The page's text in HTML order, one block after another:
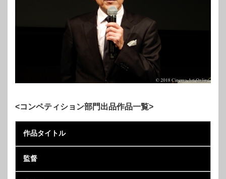
<コンペティション部門出品作品一覧>
作品タイトル
監督